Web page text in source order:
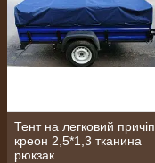
Тент на легковий причіп
креон 2,5*1,3 тканина
рюкзак